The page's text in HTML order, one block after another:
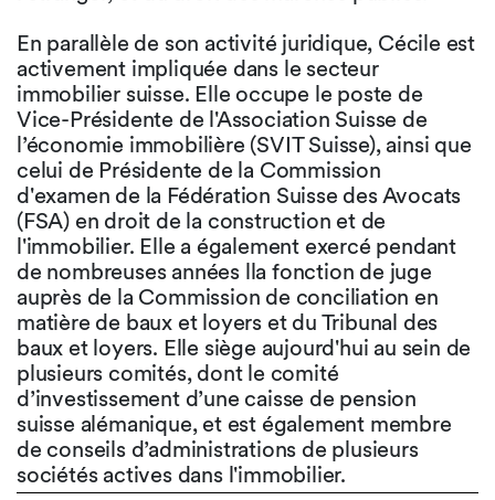
En parallèle de son activité juridique, Cécile est
activement impliquée dans le secteur
immobilier suisse. Elle occupe le poste de
Vice-Présidente de l'Association Suisse de
l’économie immobilière (SVIT Suisse), ainsi que
celui de Présidente de la Commission
d'examen de la Fédération Suisse des Avocats
(FSA) en droit de la construction et de
l'immobilier. Elle a également exercé pendant
de nombreuses années lla fonction de juge
auprès de la Commission de conciliation en
matière de baux et loyers et du Tribunal des
baux et loyers. Elle siège aujourd'hui au sein de
plusieurs comités, dont le comité
d’investissement d’une caisse de pension
suisse alémanique, et est également membre
de conseils d’administrations de plusieurs
sociétés actives dans l'immobilier.